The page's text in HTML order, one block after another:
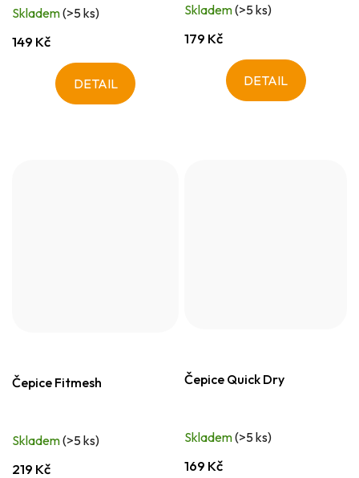
Skladem(>5 ks)
149 Kč
DETAIL
Skladem(>5 ks)
179 Kč
DETAIL
Čepice Fitmesh
Skladem(>5 ks)
219 Kč
Čepice Quick Dry
Skladem(>5 ks)
169 Kč